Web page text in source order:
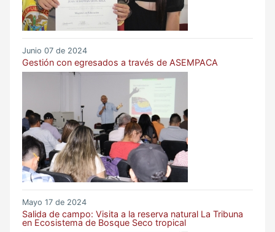
Junio 07 de 2024
Gestión con egresados a través de ASEMPACA
Mayo 17 de 2024
Salida de campo: Visita a la reserva natural La Tribuna
en Ecosistema de Bosque Seco tropical